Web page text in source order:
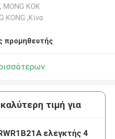
MONG KOK
KONG ,Κίνα
προμηθευτής
τιμή για
ελεγκτής 4